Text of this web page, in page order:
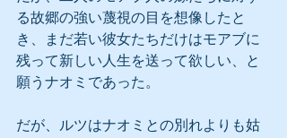
る故郷の強い蔑視の目を想像したと
き、まだ若い彼女たちだけはモアブに
残って新しい人生を送って欲しい、と
願うナオミであった。
だが、ルツはナオミとの別れよりも姑